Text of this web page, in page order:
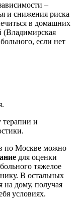
–
и снижения риска
в домашних
(Владимирская
если нет
терапии и
по Москве можно
для оценки
тяжелое
В остальных
на дому, получая
условиях.